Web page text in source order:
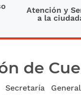
Atención y
a la
de